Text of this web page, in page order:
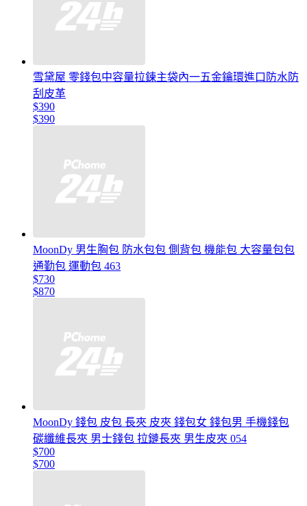
雪黛屋 零錢包中容量拉鍊主袋內一五金鑰環進口防水防
刮皮革
$390
$390
MoonDy 男生胸包 防水包包 側背包 機能包 大容量包包
通勤包 運動包 463
$730
$870
MoonDy 錢包 皮包 長夾 皮夾 錢包女 錢包男 手機錢包
碳纖維長夾 男士錢包 拉鏈長夾 男生皮夾 054
$700
$700